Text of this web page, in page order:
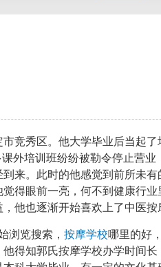
竞秀区。他大学毕业后当起
课外培训班纷纷被勒令停止营
来。此时的他感觉到前所未
得眼前一亮，何不到健康行
，他也逐渐开始喜欢上了中医按
浏览搜索， 按摩学校哪里的好
得知郭氏按摩学校办学时间